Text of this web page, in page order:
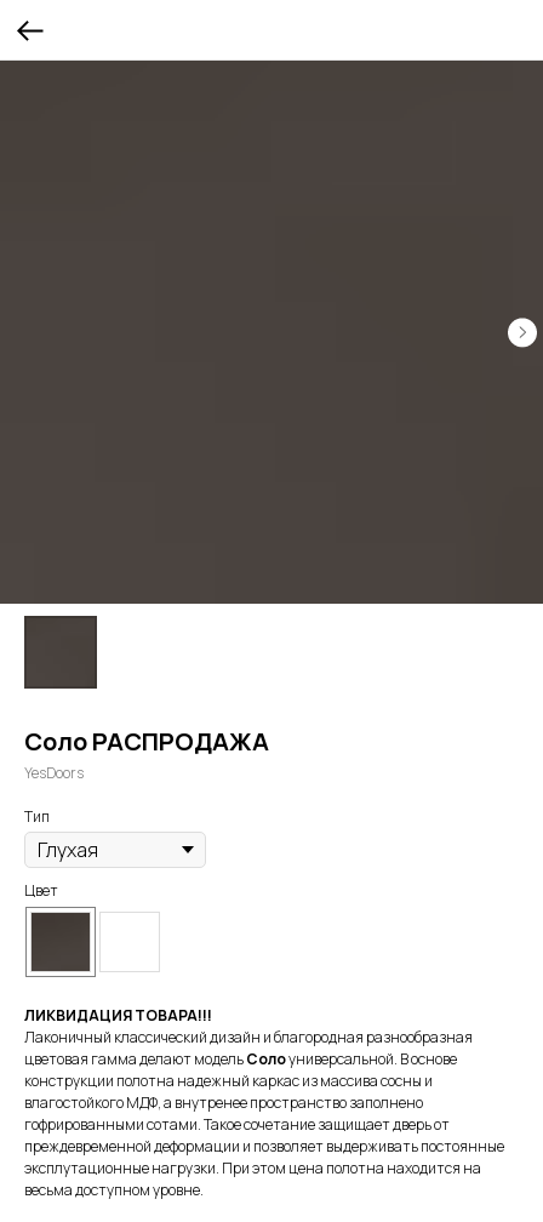
Соло РАСПРОДАЖА
YesDoors
Тип
Цвет
ЛИКВИДАЦИЯ ТОВАРА!!!
Лаконичный классический дизайн и благородная разнообразная
цветовая гамма делают модельСолоуниверсальной. В основе
конструкции полотна надежный каркас из массива сосны и
влагостойкого МДФ, а внутренее пространство заполнено
гофрированными сотами. Такое сочетание защищает дверь от
преждевременной деформации и позволяет выдерживать постоянные
эксплутационные нагрузки. При этом цена полотна находится на
весьма доступном уровне.